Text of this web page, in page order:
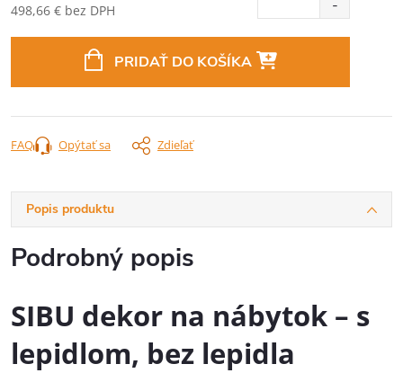
498,66 € bez DPH
PRIDAŤ DO KOŠÍKA
Opýtať sa Zdieľať
FAQ
Popis produktu
Podrobný popis
SIBU dekor na nábytok – s
lepidlom, bez lepidla